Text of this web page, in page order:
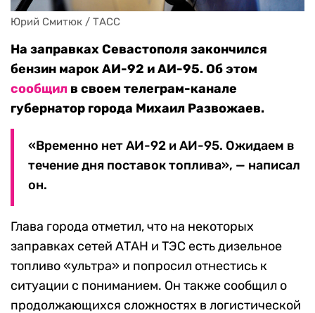
Юрий Смитюк / ТАСС
На заправках Севастополя закончился
бензин марок АИ-92 и АИ-95. Об этом
сообщил в своем телеграм-канале
губернатор города Михаил Развожаев.
«Временно нет АИ-92 и АИ-95. Ожидаем в
течение дня поставок топлива», — написал
он.
Глава города отметил, что на некоторых
заправках сетей АТАН и ТЭС есть дизельное
топливо «ультра» и попросил отнестись к
ситуации с пониманием. Он также сообщил о
продолжающихся сложностях в логистической